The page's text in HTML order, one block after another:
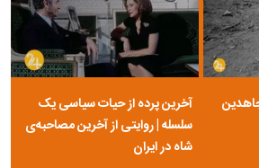
آخرین پرده از حیات سیاسی یک
سلسله | روایتی از آخرین مصاحبه‌ی
شاه در ایران